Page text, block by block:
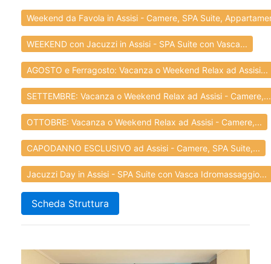
Weekend da Favola in Assisi - Camere, SPA Suite,
WEEKEND con Jacuzzi in Assisi - SPA Suite con Vasca...
AGOSTO e Ferragosto: Vacanza o Weekend Relax ad Assisi...
SETTEMBRE: Vacanza o Weekend Relax ad Assisi - Camere,...
OTTOBRE: Vacanza o Weekend Relax ad Assisi - Camere,...
CAPODANNO ESCLUSIVO ad Assisi - Camere, SPA Suite,...
Jacuzzi Day in Assisi - SPA Suite con Vasca Idromassaggio...
Scheda Struttura